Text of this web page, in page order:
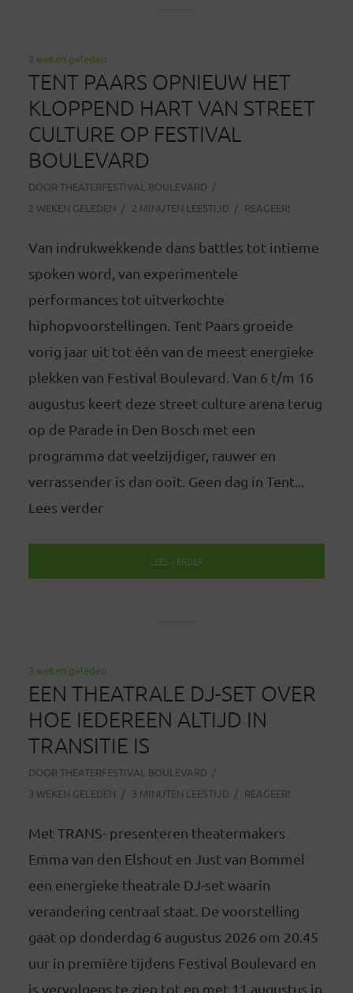
2 weken geleden
TENT PAARS OPNIEUW HET
KLOPPEND HART VAN STREET
CULTURE OP FESTIVAL
BOULEVARD
DOOR THEATERFESTIVAL BOULEVARD
2 WEKEN GELEDEN
2 MINUTEN LEESTIJD REAGEER!
Van indrukwekkende dans battles tot intieme
spoken word, van experimentele
performances tot uitverkochte
hiphopvoorstellingen. Tent Paars groeide
vorig jaar uit tot één van de meest energieke
plekken van Festival Boulevard. Van 6 t/m 16
augustus keert deze street culture arena terug
op de Parade in Den Bosch met een
programma dat veelzijdiger, rauwer en
verrassender is dan ooit. Geen dag in Tent...
Lees verder
LEES VERDER
3 weken geleden
EEN THEATRALE DJ-SET OVER
HOE IEDEREEN ALTIJD IN
TRANSITIE IS
DOOR THEATERFESTIVAL BOULEVARD
3 WEKEN GELEDEN
3 MINUTEN LEESTIJD REAGEER!
Met TRANS- presenteren theatermakers
Emma van den Elshout en Just van Bommel
een energieke theatrale DJ-set waarin
verandering centraal staat. De voorstelling
gaat op donderdag 6 augustus 2026 om 20.45
uur in première tijdens Festival Boulevard en
is vervolgens te zien tot en met 11 augustus in